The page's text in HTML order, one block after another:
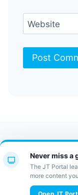
Website
Contact
Never miss a
The JT Portal
more content